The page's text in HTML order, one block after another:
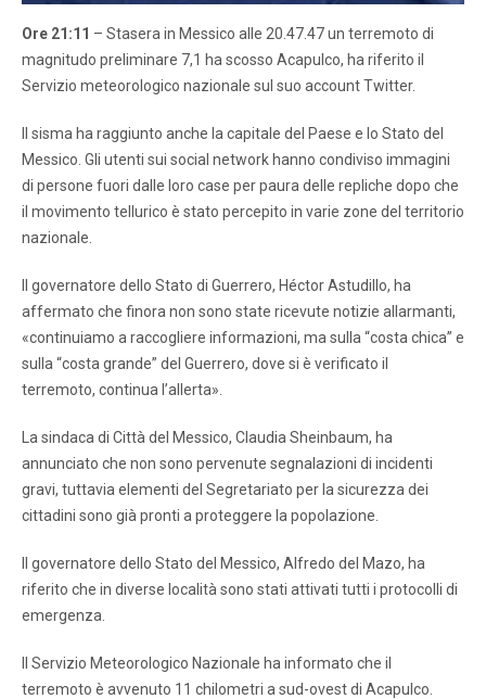
Ore 21:11 – Stasera in Messico alle 20.47.47 un terremoto di
magnitudo preliminare 7,1 ​​ha scosso Acapulco, ha riferito il
Servizio meteorologico nazionale sul suo account Twitter.
Il sisma ha raggiunto anche la capitale del Paese e lo Stato del
Messico. Gli utenti sui social network hanno condiviso immagini
di persone fuori dalle loro case per paura delle repliche dopo che
il movimento tellurico è stato percepito in varie zone del territorio
nazionale.
Il governatore dello Stato di Guerrero, Héctor Astudillo, ha
affermato che finora non sono state ricevute notizie allarmanti,
«continuiamo a raccogliere informazioni, ma sulla “costa chica” e
sulla “costa grande” del Guerrero, dove si è verificato il
terremoto, continua l’allerta».
La sindaca di Città del Messico, Claudia Sheinbaum, ha
annunciato che non sono pervenute segnalazioni di incidenti
gravi, tuttavia elementi del Segretariato per la sicurezza dei
cittadini sono già pronti a proteggere la popolazione.
Il governatore dello Stato del Messico, Alfredo del Mazo, ha
riferito che in diverse località sono stati attivati ​​tutti i protocolli di
emergenza.
Il Servizio Meteorologico Nazionale ha informato che il
terremoto è avvenuto 11 chilometri a sud-ovest di Acapulco.